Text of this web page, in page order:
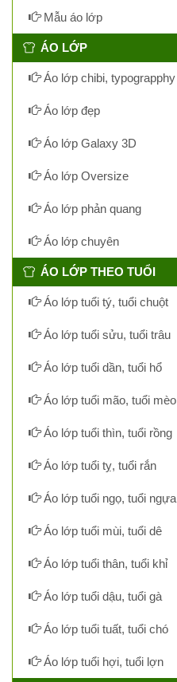
Mẫu áo lớp
ÁO LỚP
Áo lớp chibi, typograpphy
Áo lớp đẹp
Áo lớp Galaxy 3D
Áo lớp Oversize
Áo lớp phản quang
Áo lớp chuyên
ÁO LỚP THEO TUỔI
Áo lớp tuổi tý, tuổi chuột
Áo lớp tuổi sửu, tuổi trâu
Áo lớp tuổi dần, tuổi hổ
Áo lớp tuổi mão, tuổi mèo
Áo lớp tuổi thìn, tuổi rồng
Áo lớp tuổi tỵ, tuổi rắn
Áo lớp tuổi ngọ, tuổi ngựa
Áo lớp tuổi mùi, tuổi dê
Áo lớp tuổi thân, tuổi khỉ
Áo lớp tuổi dậu, tuổi gà
Áo lớp tuổi tuất, tuổi chó
Áo lớp tuổi hợi, tuổi lợn